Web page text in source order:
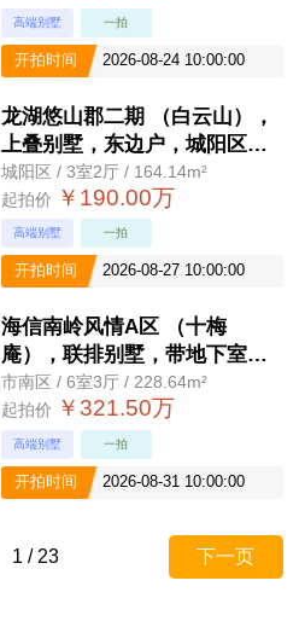
高端别墅 一拍
开拍时间 2026-08-24 10:00:00
龙湖悠山郡二期 （白云山），
上叠别墅，东边户，城阳区青
威路689号
城阳区 / 3室2厅 / 164.14m²
起拍价 ￥190.00万
高端别墅 一拍
开拍时间 2026-08-27 10:00:00
海信南岭风情A区 （十梅
庵），联排别墅，带地下室，
带院，带车位，李沧区文昌路
317号A
市南区 / 6室3厅 / 228.64m²
起拍价 ￥321.50万
高端别墅 一拍
开拍时间 2026-08-31 10:00:00
1 / 23 下一页